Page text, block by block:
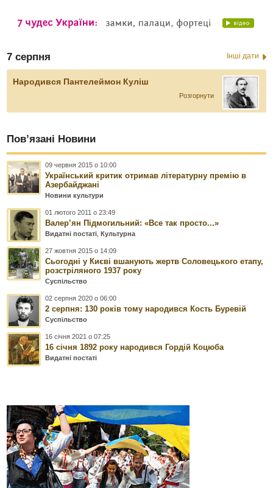
7 серпня Інші дати
Народився Пантелеймон Куліш
Розгорнути
Пов’язані Новини
09 червня 2015 о 10:00
Український критик отримав літературну премію в
Азербайджані
Новини культури
01 лютого 2011 о 23:49
Валер’ян Підмогильний: «Все так просто...»
Видатні постаті Культурна
27 жовтня 2015 о 14:09
Сьогодні у Києві вшанують жертв Соловецького етапу,
розстріляного 1937 року
Суспільство
02 серпня 2020 о 06:00
2 серпня: 130 років тому народився Кость Буревій
Суспільство
16 січня 2021 о 07:25
16 січня 1892 року народився Гордій Коцюба
Видатні постаті